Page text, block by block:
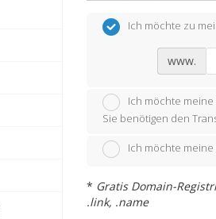
Ich möchte zu
www.
Ich möchte
Sie benötigen den
Ich möchte
* Gratis Domain-
.link, .name